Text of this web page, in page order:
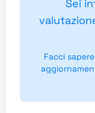
Sei
Facci